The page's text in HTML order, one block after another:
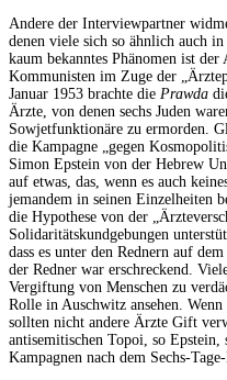
Andere der Interviewpartner
denen viele sich so ähnlich auch
kaum bekanntes Phänomen ist
Kommunisten im Zuge der
Januar 1953 brachte die Prawda
Ärzte, von denen sechs Juden
Sowjetfunktionäre zu ermorden.
die Kampagne „gegen
Simon Epstein von der Hebrew
auf etwas, das, wenn es auch
jemandem in seinen Einzelheiten
die Hypothese von der
Solidaritätskundgebungen
dass es unter den Rednern auf
der Redner war erschreckend.
Vergiftung von Menschen zu
Rolle in Auschwitz ansehen.
sollten nicht andere Ärzte Gift
antisemitischen Topoi, so
Kampagnen nach dem Sechs-